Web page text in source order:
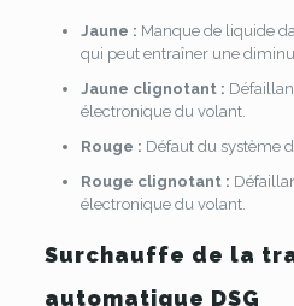
Jaune : Manque de liquide
qui peut entraîner une
Jaune clignotant :
électronique du volant.
Rouge : Défaut du système
Rouge clignotant :
électronique du volant.
Surchauffe de la
automatique DSG